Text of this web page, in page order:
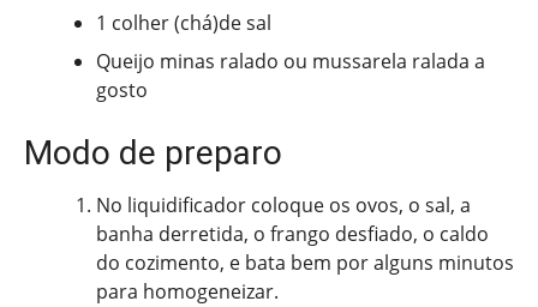
1 colher (chá)de sal
Queijo minas ralado ou mussarela ralada a
gosto
Modo de preparo
No liquidificador coloque os ovos, o sal, a
banha derretida, o frango desfiado, o caldo
do cozimento, e bata bem por alguns minutos
para homogeneizar.